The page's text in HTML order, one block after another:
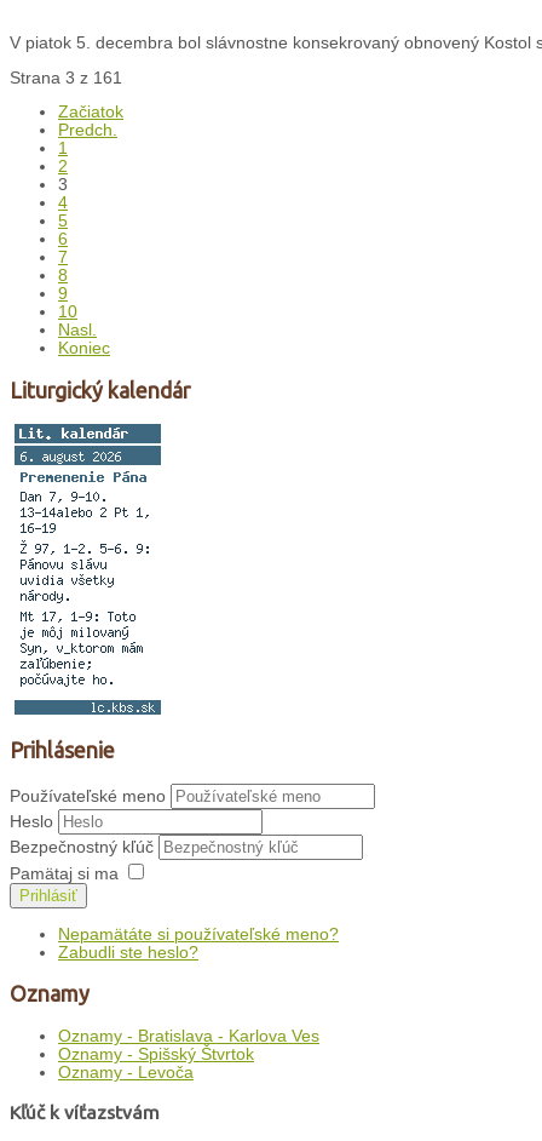
V piatok 5. decembra bol slávnostne konsekrovaný obnovený Kostol
Strana 3 z 161
Začiatok
Predch.
1
2
3
4
5
6
7
8
9
10
Nasl.
Koniec
Liturgický kalendár
Prihlásenie
Používateľské meno
Heslo
Bezpečnostný kľúč
Pamätaj si ma
Prihlásiť
Nepamätáte si používateľské meno?
Zabudli ste heslo?
Oznamy
Oznamy - Bratislava - Karlova Ves
Oznamy - Spišský Štvrtok
Oznamy - Levoča
Kľúč k víťazstvám